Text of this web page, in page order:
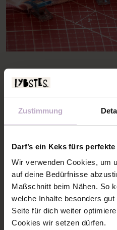
Zustimmung
Darf’s ein Keks fürs
Wir verwenden Cookies, um
auf deine Bedürfnisse
Maßschnitt beim Nähen. So
welche Inhalte besonders
Seite für dich weiter
Cookies wir setzen dürfen.
8. Für die
Flügelärmels auf der
Anschließend links und
Klammern) setzen. Jetzt